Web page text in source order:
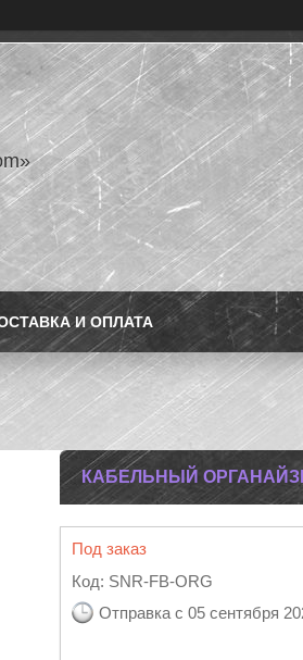
И ОПЛАТА
КАБЕЛЬНЫЙ
Под заказ
Код: SNR-FB-ORG
Отправка с 05 сентября